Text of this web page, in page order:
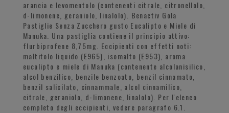
arancia e levomentolo (contenenti citrale, citronellolo,
d-limonene, geraniolo, linalolo). Benactiv Gola
Pastiglie Senza Zucchero gusto Eucalipto e Miele di
Manuka. Una pastiglia contiene il principio attivo:
flurbiprofene 8,75mg. Eccipienti con effetti noti:
maltitolo liquido (E965), isomalto (E953), aroma
eucalipto e miele di Manuka (contenente alcolanisilico,
alcol benzilico, benzile benzoato, benzil cinnamato,
benzil salicilato, cinnammale, alcol cinnamilico,
citrale, geraniolo, d-limonene, linalolo). Per l'elenco
completo degli eccipienti, vedere paragrafo 6.1.